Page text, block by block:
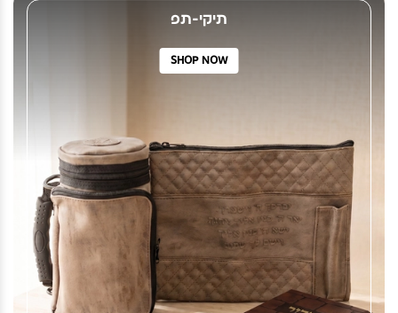
תיקי-תפ
SHOP NOW